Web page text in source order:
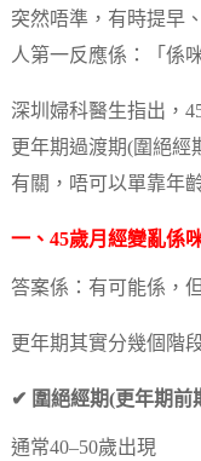
突然唔準，有時提早
人第一反應係：「係
深圳婦科醫生指出，
更年期過渡期(圍絕經
有關，唔可以單靠年
一、45歲月經變亂係
答案係：有可能係，
更年期其實分幾個階段
✔ 圍絕經期(更年期前
通常40–50歲出現